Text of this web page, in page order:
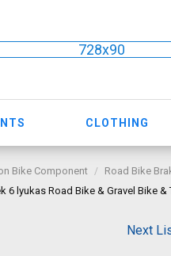
728x90
CLOTHING
Bike Component
Road Bike
lyukas Road Bike & Gravel Bike
Next